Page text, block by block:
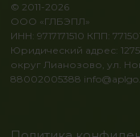
© 2011-2026
ООО «ГЛБЭПЛ»
ИНН: 9717171510 КПП:
Юридический адрес:
округ Лианозово, ул.
88002005388